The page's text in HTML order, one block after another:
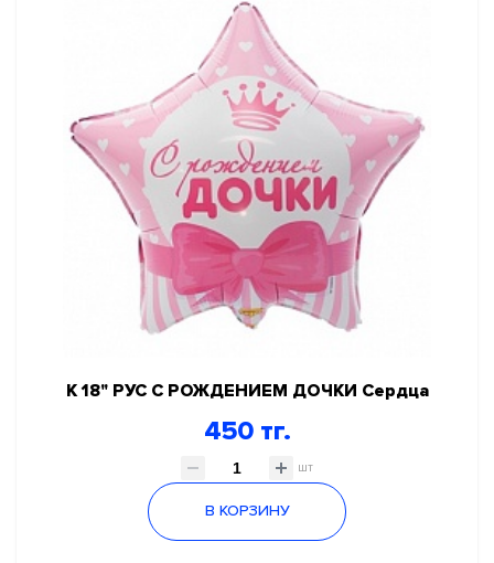
К 18" РУС С РОЖДЕНИЕМ ДОЧКИ Сердца
450 тг.
шт
В КОРЗИНУ